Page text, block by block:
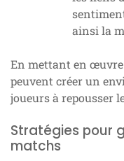
ainsi la
En mettant en
peuvent créer un
joueurs à repousser
Stratégies pour
matchs